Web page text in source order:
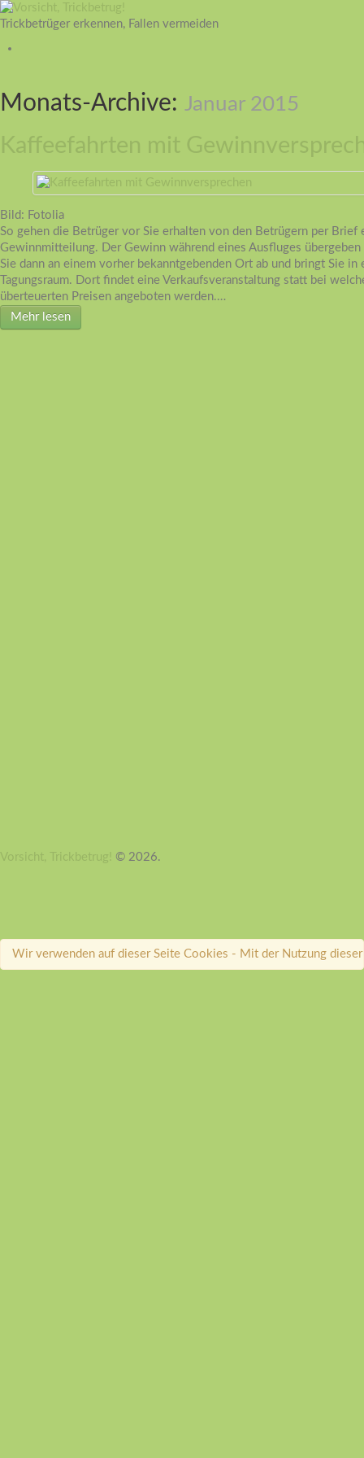
Trickbetrüger erkennen, Fallen vermeiden
Monats-Archive: Januar 2015
Kaffeefahrten mit
Bild: Fotolia
So gehen die Betrüger vor Sie erhalten von den Betrügern per Brief
Gewinnmitteilung. Der Gewinn während eines Ausfluges
Sie dann an einem vorher bekanntgebenden Ort ab und bringt Sie
Tagungsraum. Dort findet eine Verkaufsveranstaltung statt bei
überteuerten Preisen angeboten werden.…
Mehr lesen
Vorsicht, Trickbetrug! © 2026.
Wir verwenden auf dieser Seite Cookies - Mit der Nutzung